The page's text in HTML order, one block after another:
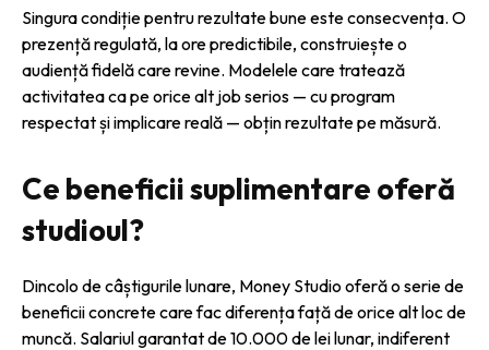
Singura condiție pentru rezultate bune este consecvența. O
prezență regulată, la ore predictibile, construiește o
audiență fidelă care revine. Modelele care tratează
activitatea ca pe orice alt job serios — cu program
respectat și implicare reală — obțin rezultate pe măsură.
Ce beneficii suplimentare oferă
studioul?
Dincolo de câștigurile lunare, Money Studio oferă o serie de
beneficii concrete care fac diferența față de orice alt loc de
muncă. Salariul garantat de 10.000 de lei lunar, indiferent